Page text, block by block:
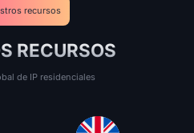
recursos
RECURSOS
de IP residenciales